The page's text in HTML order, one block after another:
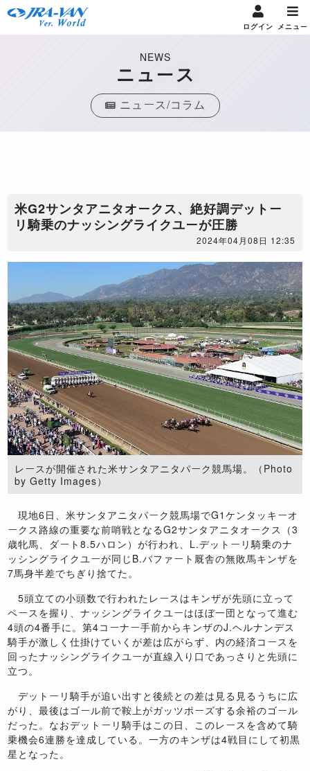
ログイン メニュー
NEWS
ニュース
ニュース/コラム
​米G2サンタアニタオークス、絶好調デットー
リ騎乗のナッシングライクユーが圧勝
2024年04月08日 12:35
レースが開催された米サンタアニタパーク競馬場。（Photo
by Getty Images）
現地6日、米サンタアニタパーク競馬場でG1ケンタッキーオ
ークス路線の重要な前哨戦となるG2サンタアニタオークス（3
歳牝馬、ダート8.5ハロン）が行われ、L.デットーリ騎乗のナ
ッシングライクユーが同じB.バファート厩舎の無敗馬キンザを
7馬身半差でちぎり捨てた。
5頭立ての小頭数で行われたレースはキンザが先頭に立って
ペースを握り、ナッシングライクユーはほぼ一団となって進む
4頭の4番手に。第4コーナー手前からキンザのJ.ヘルナンデス
騎手が激しく仕掛けていくが差は広がらず、内の経済コースを
回ったナッシングライクユーが直線入り口であっさりと先頭に
立つ。
デットーリ騎手が追い出すと後続との差は見る見るうちに広
がり、最後はゴール前で鞍上がガッツポーズする余裕のゴール
だった。なおデットーリ騎手はこの日、このレースを含めて騎
乗機会6連勝を達成している。一方のキンザは4戦目にして初黒
星となった。